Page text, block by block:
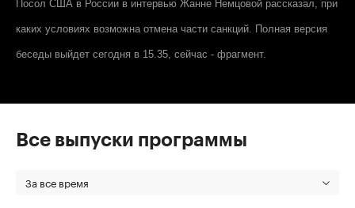
Посол США в России в интервью Жанне Немцовой рассказал, при
каких условиях возможна отмена части санкций. Полная версия
беседы выйдет сегодня в 15.35, сейчас - фрагмент.
Все выпуски программы
За все время